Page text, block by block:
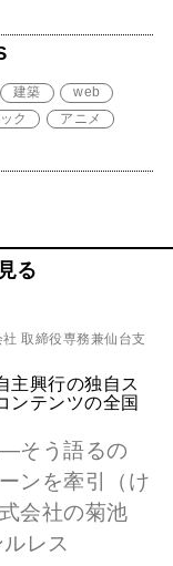
建築
web
ク
アニメ
る
取締役専務兼仙台支
主興行の独自ス
ンテンツの全国
そう語るの
ンを牽引（け
会社の菊池
レス